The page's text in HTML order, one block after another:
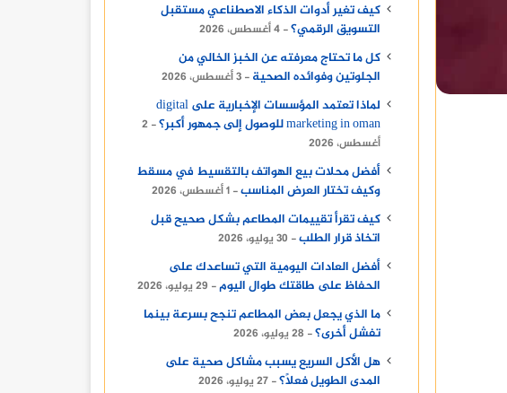
كيف تغير أدوات الذكاء الاصطناعي مستقبل
التسويق الرقمي؟
4 أغسطس، 2026
كل ما تحتاج معرفته عن الخبز الخالي من
الجلوتين وفوائده الصحية
3 أغسطس، 2026
لماذا تعتمد المؤسسات الإخبارية على digital
marketing in oman للوصول إلى جمهور أكبر؟
2
أغسطس، 2026
أفضل محلات بيع الهواتف بالتقسيط في مسقط
وكيف تختار العرض المناسب
1 أغسطس، 2026
كيف تقرأ تقييمات المطاعم بشكل صحيح قبل
اتخاذ قرار الطلب
30 يوليو، 2026
أفضل العادات اليومية التي تساعدك على
الحفاظ على طاقتك طوال اليوم
29 يوليو، 2026
ما الذي يجعل بعض المطاعم تنجح بسرعة بينما
تفشل أخرى؟
28 يوليو، 2026
هل الأكل السريع يسبب مشاكل صحية على
المدى الطويل فعلًا؟
27 يوليو، 2026